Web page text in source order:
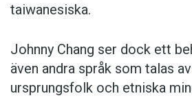
taiwanesiska.
Johnny Chang ser dock ett
även andra språk som talas
ursprungsfolk och etniska